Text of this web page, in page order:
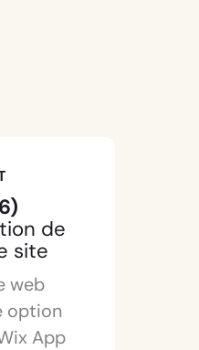
de
site
web
option
App